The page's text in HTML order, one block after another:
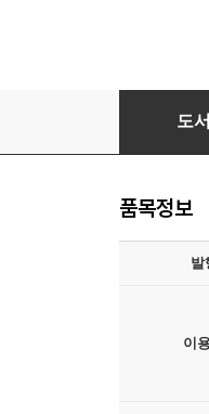
마음 상자
도
품목정보
발
이